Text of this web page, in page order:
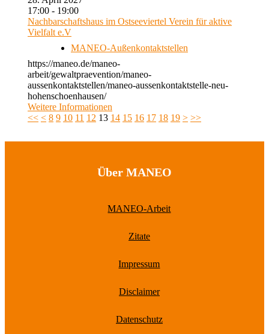
17:00 - 19:00
Nachbarschaftshaus im Ostseeviertel Verein für aktive
Vielfalt e.V
MANEO-Außenkontaktstellen
https://maneo.de/maneo-
arbeit/gewaltpraevention/maneo-
aussenkontaktstellen/maneo-aussenkontaktstelle-neu-
hohenschoenhausen/
Weitere Informationen
<< < 8 9 10 11 12 13 14 15 16 17 18 19 > >>
Über MANEO
MANEO-Arbeit
Zitate
Impressum
Disclaimer
Datenschutz